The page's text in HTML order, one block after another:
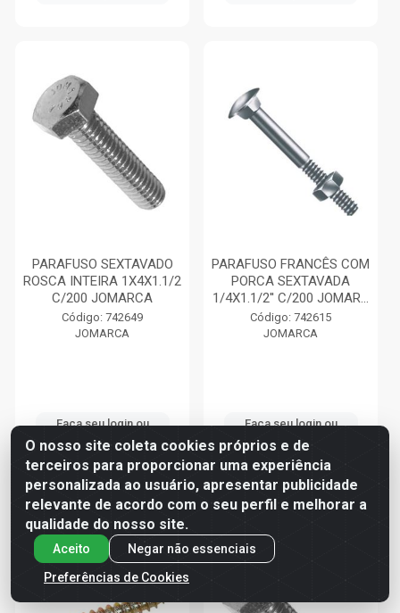
PARAFUSO SEXTAVADO
ROSCA INTEIRA 1X4X1.1/2
C/200 JOMARCA
Código: 742649
JOMARCA
Faça seu login ou
cadastre-se para
ver preços e
comprar
PARAFUSO FRANCÊS COM
PORCA SEXTAVADA
1/4X1.1/2'' C/200 JOMAR...
Código: 742615
JOMARCA
Faça seu login ou
cadastre-se para
ver preços e
comprar
O nosso site coleta cookies próprios e de
terceiros para proporcionar uma experiência
personalizada ao usuário, apresentar publicidade
relevante de acordo com o seu perfil e melhorar a
qualidade do nosso site.
Aceito
Negar não essenciais
Preferências de Cookies